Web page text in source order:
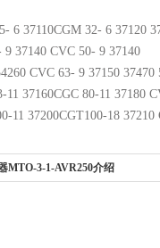
6 37110CGM 32- 6 37120
37140 CVC 50- 9 37140
CVC 63- 9 37150 37470
11 37160CGC 80-11 37180
11 37200CGT100-18
MTO-3-1-AVR250介绍